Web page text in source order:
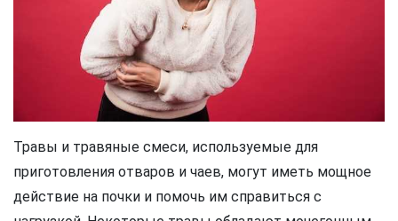
Травы и травяные смеси, используемые для
приготовления отваров и чаев, могут иметь мощное
действие на почки и помочь им справиться с